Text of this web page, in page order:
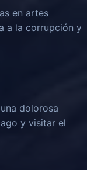
en artes
a la corrupción y
dolorosa
y visitar el